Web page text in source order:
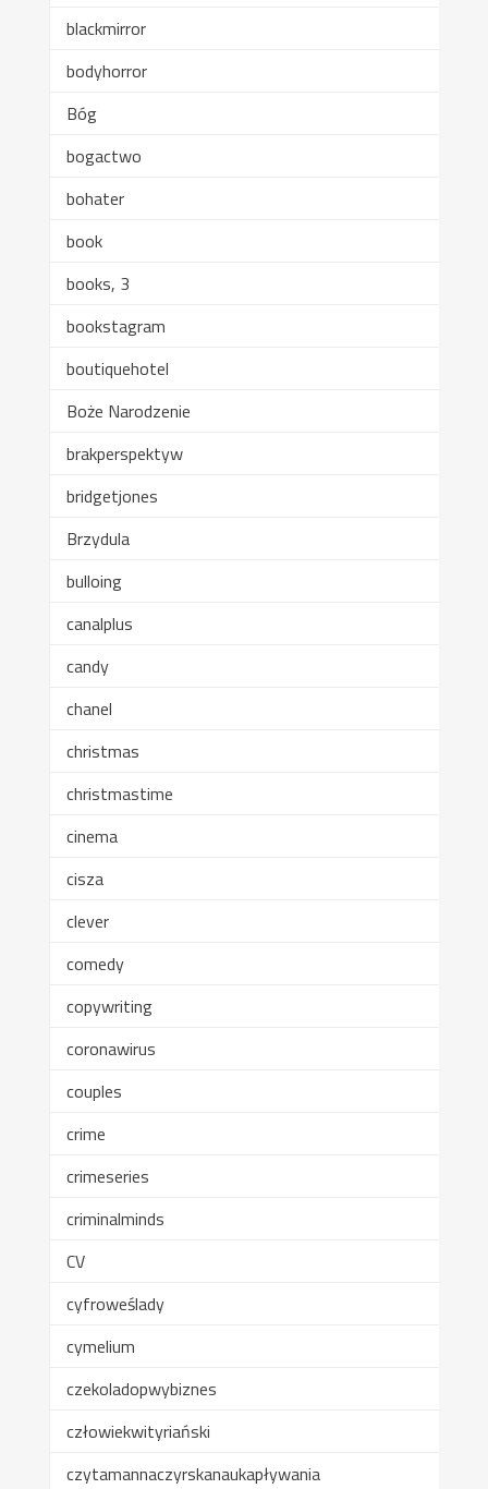
blackmirror
bodyhorror
Bóg
bogactwo
bohater
book
books, 3
bookstagram
boutiquehotel
Boże Narodzenie
brakperspektyw
bridgetjones
Brzydula
bulloing
canalplus
candy
chanel
christmas
christmastime
cinema
cisza
clever
comedy
copywriting
coronawirus
couples
crime
crimeseries
criminalminds
CV
cyfroweślady
cymelium
czekoladopwybiznes
człowiekwityriański
czytamannaczyrskanaukapływania